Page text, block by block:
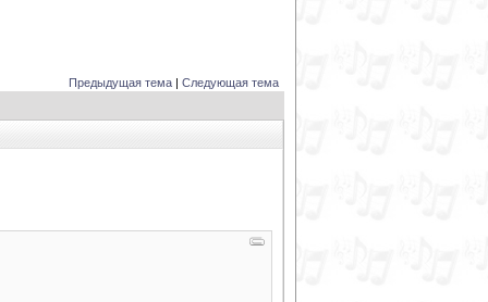
Предыдущая тема | Следующая тема